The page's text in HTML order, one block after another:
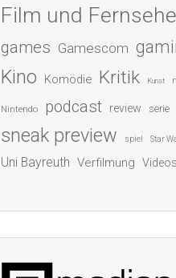
Film und
games Gamescom
Kino Komödie Kritik Kunst
Nintendo podcast review serie
sneak preview spiel Star
Uni Bayreuth Verfilmung